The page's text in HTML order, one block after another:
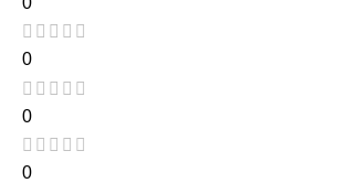
0
0
0